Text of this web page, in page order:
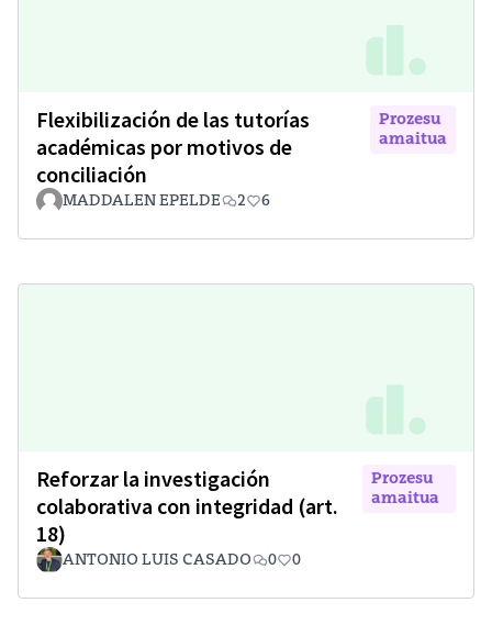
Flexibilización de las tutorías
académicas por motivos de
conciliación
Prozesu
amaitua
MADDALEN EPELDE 2 6
Reforzar la investigación
colaborativa con integridad (art.
18)
Prozesu
amaitua
ANTONIO LUIS CASADO 0 0